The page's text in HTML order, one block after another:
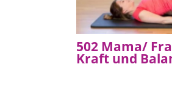
502 Mama/
Kraft und